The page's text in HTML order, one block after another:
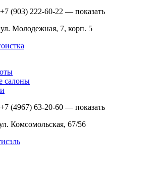
+7 (903) 222-60-22 — показать
Молодежная, 7, корп. 5
салоны
+7 (4967) 63-20-60 — показать
Комсомольская, 67/56